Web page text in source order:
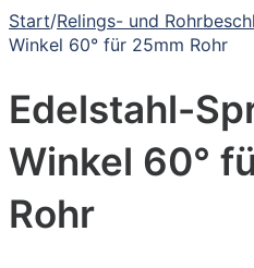
Start/Relings- und
Winkel 60° für 25mm Rohr
Edelstahl-
Winkel 60°
Rohr